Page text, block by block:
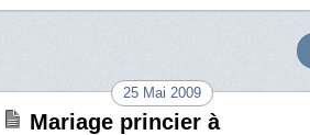
25 Mai 2009
Mariage princier à